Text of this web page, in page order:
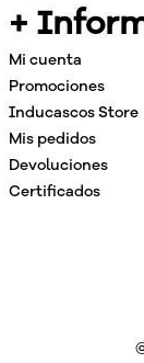
+
Mi cuenta
Promociones
Inducascos Store
Mis pedidos
Devoluciones
Certificados